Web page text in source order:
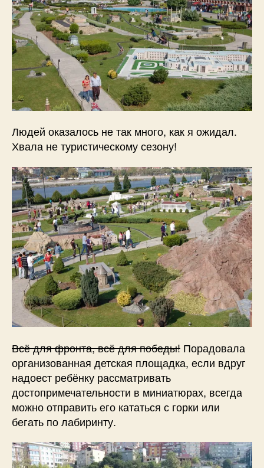
Людей оказалось не так много, как я ожидал.
Хвала не туристическому сезону!
Всё для фронта, всё для победы! Порадовала
организованная детская площадка, если вдруг
надоест ребёнку рассматривать
достопримечательности в миниатюрах, всегда
можно отправить его кататься с горки или
бегать по лабиринту.